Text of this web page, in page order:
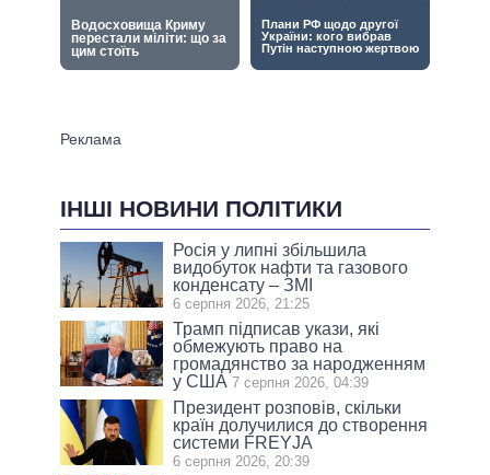
ІНШІ НОВИНИ ПОЛІТИКИ
Росія у липні збільшила
видобуток нафти та газового
конденсату – ЗМІ
6 серпня 2026, 21:25
Трамп підписав укази, які
обмежують право на
громадянство за народженням
у США 7 серпня 2026, 04:39
Президент розповів, скільки
країн долучилися до створення
системи FREYJA
6 серпня 2026, 20:39